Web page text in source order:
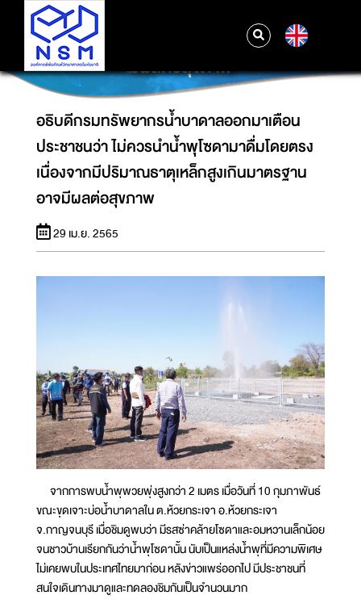
อธิบดีกรมทรัพยากรน้ำบาดาลออกมาเตือน
ประชาชนว่า ไม่ควรนำน้ำพุโซดามาดื่มโดยตรง
เนื่องจากมีปริมาณธาตุเหล็กสูงเกินมาตรฐาน อาจ
มีผลต่อสุขภาพ
อธิบดีกรมทรัพยากรน้ำบาดาลออกมาเตือน
ประชาชนว่า ไม่ควรนำน้ำพุโซดามาดื่มโดยตรง
เนื่องจากมีปริมาณธาตุเหล็กสูงเกินมาตรฐาน
อาจมีผลต่อสุขภาพ
29 เม.ย. 2565
จากการพบน้ำพุพวยพุ่งสูงกว่า 2 เมตร เมื่อวันที่ 10 กุมภาพันธ์
ขณะขุดเจาะบ่อน้ำบาดาลใน ต.ห้วยกระเจา อ.ห้วยกระเจา
จ.กาญจนบุรี เมื่อชิมดูพบว่า มีรสซ่าคล้ายโซดาและอมหวานเล็กน้อย
จนชาวบ้านเรียกกันว่าน้ำพุโซดานั้น นับเป็นแหล่งน้ำพุที่มีความพิเศษ
ไม่เคยพบในประเทศไทยมาก่อน หลังข่าวแพร่ออกไป มีประชาชนที่
สนใจเดินทางมาดูและทดลองชิมกันเป็นจำนวนมาก